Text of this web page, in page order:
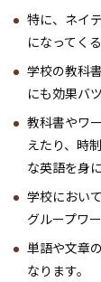
特に、ネイ
になってく
学校の教科
にも効果バ
教科書やワ
えたり、時
な英語を身
学校におい
グループワ
単語や文章
なります。